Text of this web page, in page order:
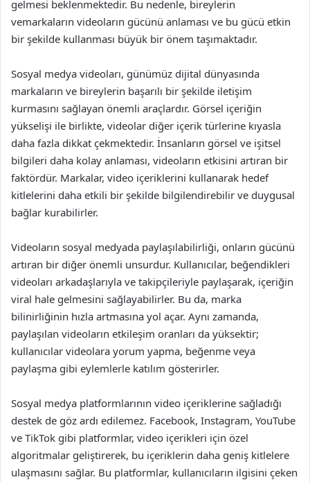
gelmesi beklenmektedir. Bu nedenle, bireylerin
vemarkaların videoların gücünü anlaması ve bu gücü etkin
bir şekilde kullanması büyük bir önem taşımaktadır.
Sosyal medya videoları, günümüz dijital dünyasında
markaların ve bireylerin başarılı bir şekilde iletişim
kurmasını sağlayan önemli araçlardır. Görsel içeriğin
yükselişi ile birlikte, videolar diğer içerik türlerine kıyasla
daha fazla dikkat çekmektedir. İnsanların görsel ve işitsel
bilgileri daha kolay anlaması, videoların etkisini artıran bir
faktördür. Markalar, video içeriklerini kullanarak hedef
kitlelerini daha etkili bir şekilde bilgilendirebilir ve duygusal
bağlar kurabilirler.
Videoların sosyal medyada paylaşılabilirliği, onların gücünü
artıran bir diğer önemli unsurdur. Kullanıcılar, beğendikleri
videoları arkadaşlarıyla ve takipçileriyle paylaşarak, içeriğin
viral hale gelmesini sağlayabilirler. Bu da, marka
bilinirliğinin hızla artmasına yol açar. Aynı zamanda,
paylaşılan videoların etkileşim oranları da yüksektir;
kullanıcılar videolara yorum yapma, beğenme veya
paylaşma gibi eylemlerle katılım gösterirler.
Sosyal medya platformlarının video içeriklerine sağladığı
destek de göz ardı edilemez. Facebook, Instagram, YouTube
ve TikTok gibi platformlar, video içerikleri için özel
algoritmalar geliştirerek, bu içeriklerin daha geniş kitlelere
ulaşmasını sağlar. Bu platformlar, kullanıcıların ilgisini çeken